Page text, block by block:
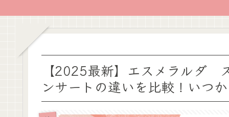
【2025最新】エスメラルダ
ンサートの違いを比較！いつ